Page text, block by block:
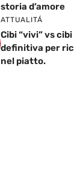
storia d’amore
ATTUALITÁ
Cibi “vivi” vs
definitiva per
nel piatto.